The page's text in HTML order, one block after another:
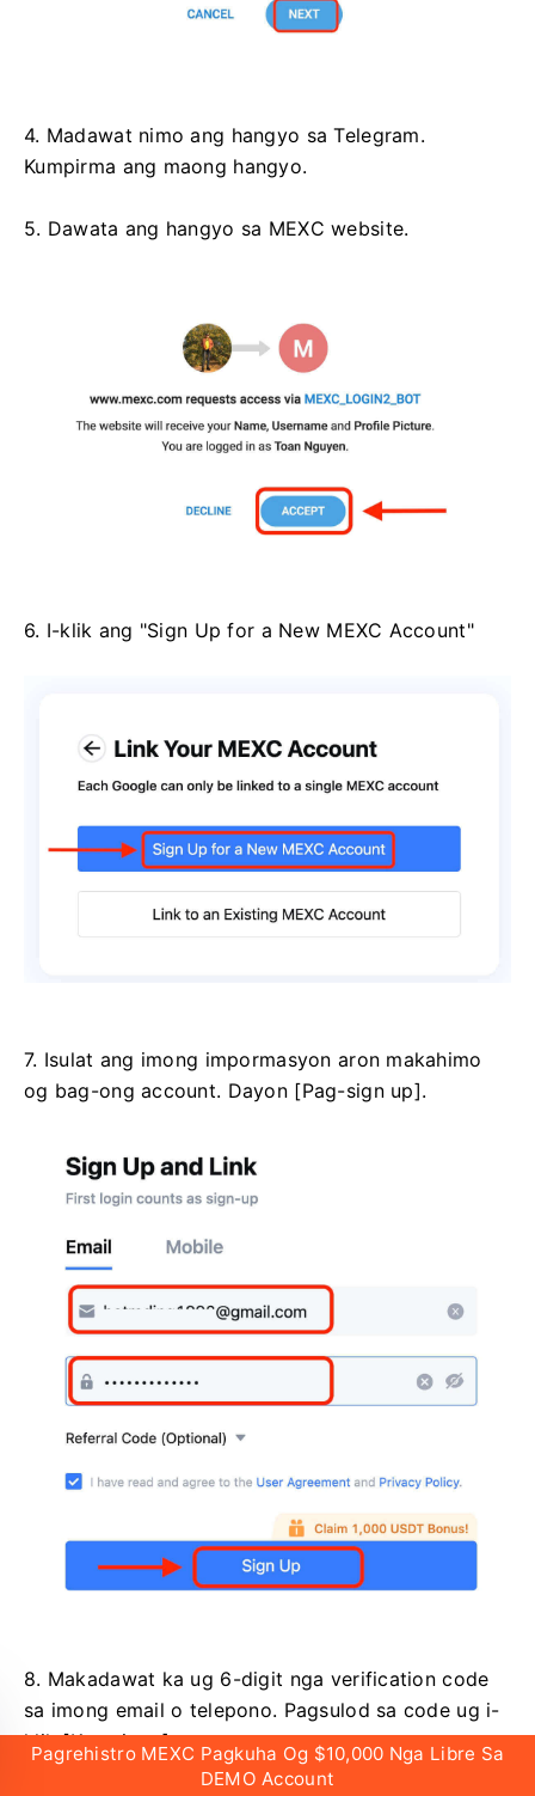
4. Madawat nimo ang hangyo sa Telegram.
Kumpirma ang maong hangyo.
5. Dawata ang hangyo sa MEXC website.
6. I-klik ang "Sign Up for a New MEXC Account"
7. Isulat ang imong impormasyon aron makahimo
og bag-ong account. Dayon [Pag-sign up].
8. Makadawat ka ug 6-digit nga verification code
sa imong email o telepono. Pagsulod sa code ug i-
klik [Kumpirma].
Pagrehistro MEXC Pagkuha Og $10,000 Nga Libre Sa
DEMO Account